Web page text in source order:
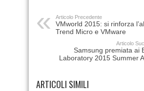
Articolo Precedente
VMworld 2015: si rinforza
Trend Micro e VMware
Articolo
Samsung premiata ai
Laboratory 2015 Summer
ARTICOLI SIMILI